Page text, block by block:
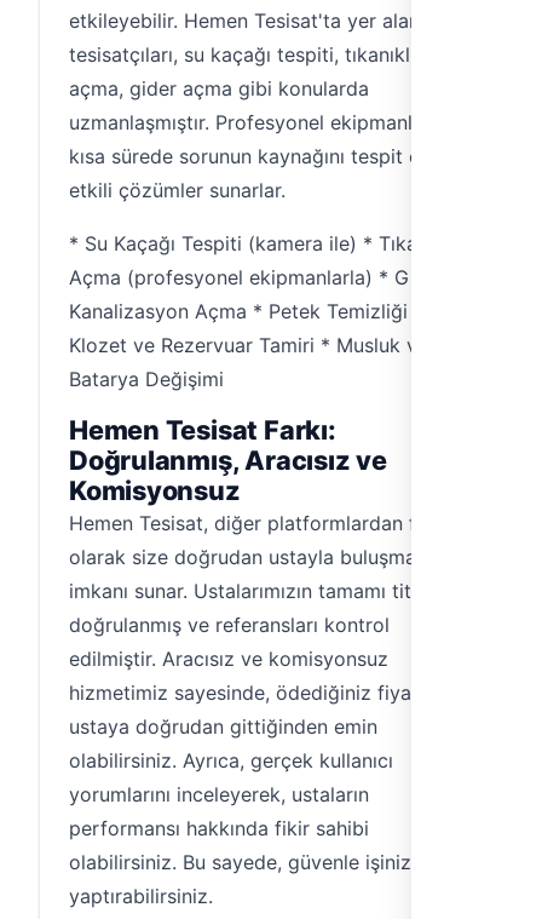
etkileyebilir. Hemen Tesisat'ta yer alan su
tesisatçıları, su kaçağı tespiti, tıkanıklık
açma, gider açma gibi konularda
uzmanlaşmıştır. Profesyonel ekipmanlarla
kısa sürede sorunun kaynağını tespit edip,
etkili çözümler sunarlar.
* Su Kaçağı Tespiti (kamera ile) * Tıkanıklık
Açma (profesyonel ekipmanlarla) * Gider ve
Kanalizasyon Açma * Petek Temizliği *
Klozet ve Rezervuar Tamiri * Musluk ve
Batarya Değişimi
Hemen Tesisat Farkı:
Doğrulanmış, Aracısız ve
Komisyonsuz
Hemen Tesisat, diğer platformlardan farklı
olarak size doğrudan ustayla buluşma
imkanı sunar. Ustalarımızın tamamı titizlikle
doğrulanmış ve referansları kontrol
edilmiştir. Aracısız ve komisyonsuz
hizmetimiz sayesinde, ödediğiniz fiyatın
ustaya doğrudan gittiğinden emin
olabilirsiniz. Ayrıca, gerçek kullanıcı
yorumlarını inceleyerek, ustaların
performansı hakkında fikir sahibi
olabilirsiniz. Bu sayede, güvenle işinizi
yaptırabilirsiniz.